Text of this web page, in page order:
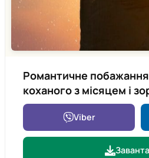
Романтичне побажання
коханого з місяцем і
Viber